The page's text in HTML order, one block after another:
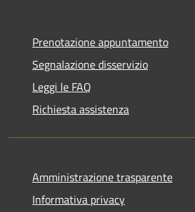
Prenotazione appuntamento
Segnalazione disservizio
Leggi le FAQ
Richiesta assistenza
Amministrazione trasparente
Informativa privacy